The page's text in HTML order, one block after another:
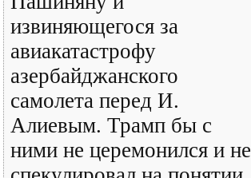
извиняющегося за
авиакатастрофу
азербайджанского
самолета перед И.
Алиевым. Трамп бы с
ними не церемонился и не